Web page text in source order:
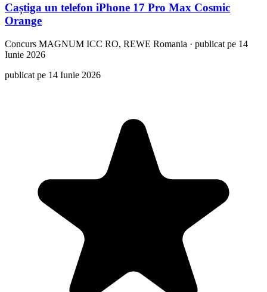
Caștiga un telefon iPhone 17 Pro Max Cosmic
Orange
Concurs MAGNUM ICC RO, REWE Romania · publicat pe 14
Iunie 2026
publicat pe 14 Iunie 2026